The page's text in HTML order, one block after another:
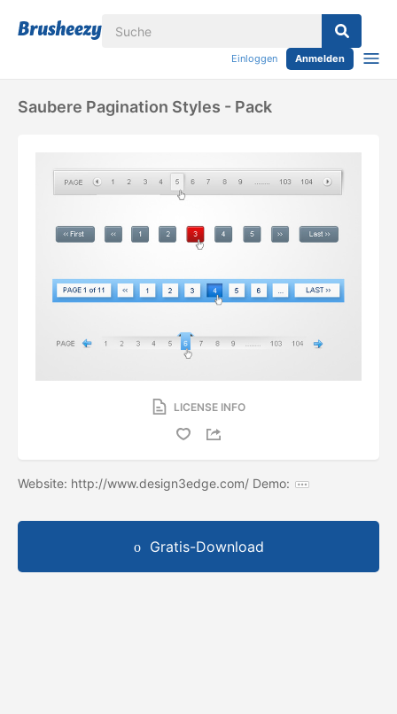
Einloggen Anmelden
Saubere Pagination Styles - Pack
LICENSE INFO
Website: http://www.design3edge.com/ Demo:
Gratis-Download